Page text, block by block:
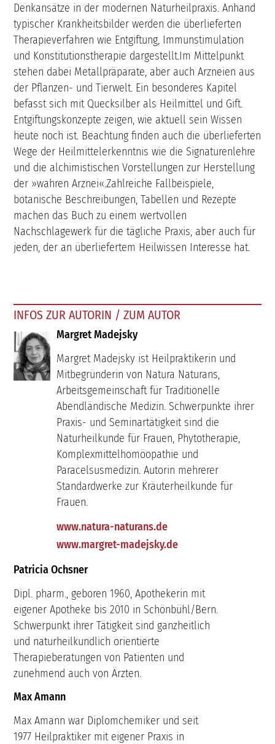
Denkansätze in der modernen Naturheilpraxis. Anhand
typischer Krankheitsbilder werden die überlieferten
Therapieverfahren wie Entgiftung, Immunstimulation
und Konstitutionstherapie dargestellt.Im Mittelpunkt
stehen dabei Metallpräparate, aber auch Arzneien aus
der Pflanzen- und Tierwelt. Ein besonderes Kapitel
befasst sich mit Quecksilber als Heilmittel und Gift.
Entgiftungskonzepte zeigen, wie aktuell sein Wissen
heute noch ist. Beachtung finden auch die überlieferten
Wege der Heilmittelerkenntnis wie die Signaturenlehre
und die alchimistischen Vorstellungen zur Herstellung
der »wahren Arznei«.Zahlreiche Fallbeispiele,
botanische Beschreibungen, Tabellen und Rezepte
machen das Buch zu einem wertvollen
Nachschlagewerk für die tägliche Praxis, aber auch für
jeden, der an überliefertem Heilwissen Interesse hat.
INFOS ZUR AUTORIN / ZUM AUTOR
Margret Madejsky
Margret Madejsky ist Heilpraktikerin und
Mitbegründerin von Natura Naturans,
Arbeitsgemeinschaft für Traditionelle
Abendländische Medizin. Schwerpunkte ihrer
Praxis- und Seminartätigkeit sind die
Naturheilkunde für Frauen, Phytotherapie,
Komplexmittelhomöopathie und
Paracelsusmedizin. Autorin mehrerer
Standardwerke zur Kräuterheilkunde für
Frauen.
www.natura-naturans.de
www.margret-madejsky.de
Patricia Ochsner
Dipl. pharm., geboren 1960, Apothekerin mit
eigener Apotheke bis 2010 in Schönbühl/Bern.
Schwerpunkt ihrer Tätigkeit sind ganzheitlich
und naturheilkundlich orientierte
Therapieberatungen von Patienten und
zunehmend auch von Ärzten.
Max Amann
Max Amann war Diplomchemiker und seit
1977 Heilpraktiker mit eigener Praxis in